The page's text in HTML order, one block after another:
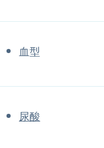
血型
尿酸